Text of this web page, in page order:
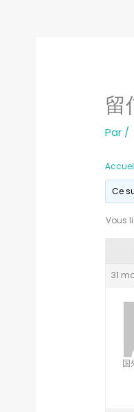
留
Par /
Ce
Vous
31
国